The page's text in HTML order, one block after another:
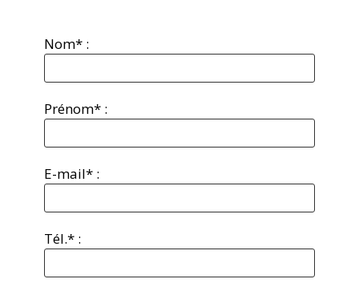
Nom* :
Prénom* :
E-mail* :
Tél.* :